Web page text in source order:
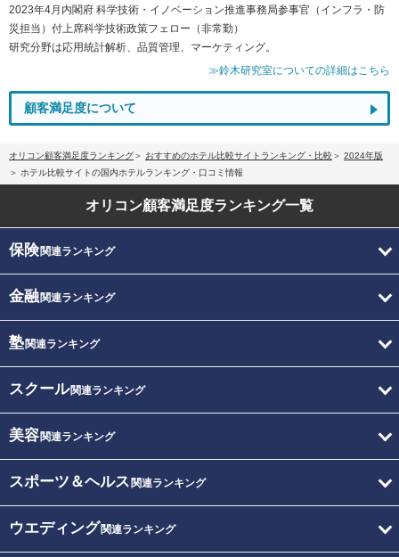
2023年4月内閣府 科学技術・イノベーション推進事務局参事官（インフラ・防
災担当）付上席科学技術政策フェロー（非常勤）
研究分野は応用統計解析、品質管理、マーケティング。
≫鈴木研究室についての詳細はこちら
顧客満足度について
オリコン顧客満足度ランキング おすすめのホテル比較サイトランキング・比較
2024年版
ホテル比較サイトの国内ホテルランキング・口コミ情報
オリコン顧客満足度ランキング一覧
保険関連ランキング
金融関連ランキング
塾関連ランキング
スクール関連ランキング
美容関連ランキング
スポーツ＆ヘルス 関連ランキング
ウエディング関連ランキング